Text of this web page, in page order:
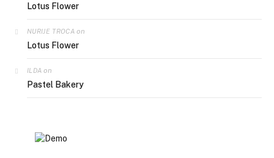
Lotus Flower
NURIJE TROCAon
Lotus Flower
ILDA on
Pastel Bakery